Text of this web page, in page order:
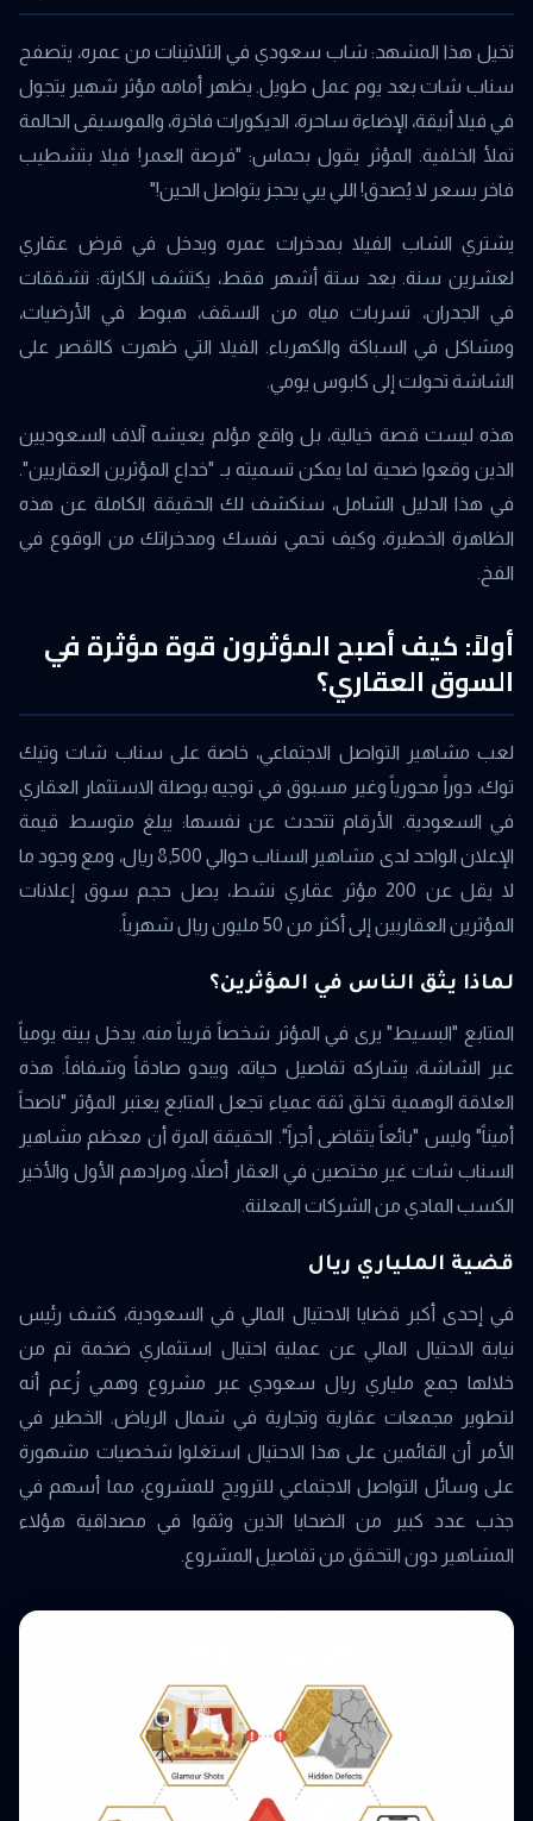
تخيل هذا المشهد: شاب سعودي في الثلاثينات من عمره، يتصفح
سناب شات بعد يوم عمل طويل. يظهر أمامه مؤثر شهير يتجول
في فيلا أنيقة، الإضاءة ساحرة، الديكورات فاخرة، والموسيقى الحالمة
تملأ الخلفية. المؤثر يقول بحماس: "فرصة العمر! فيلا بتشطيب
فاخر بسعر لا يُصدق! اللي يبي يحجز يتواصل الحين!"
يشتري الشاب الفيلا بمدخرات عمره ويدخل في قرض عقاري
لعشرين سنة. بعد ستة أشهر فقط، يكتشف الكارثة: تشققات
في الجدران، تسربات مياه من السقف، هبوط في الأرضيات،
ومشاكل في السباكة والكهرباء. الفيلا التي ظهرت كالقصر على
الشاشة تحولت إلى كابوس يومي.
هذه ليست قصة خيالية، بل واقع مؤلم يعيشه آلاف السعوديين
الذين وقعوا ضحية لما يمكن تسميته بـ "خداع المؤثرين العقاريين".
في هذا الدليل الشامل، سنكشف لك الحقيقة الكاملة عن هذه
الظاهرة الخطيرة، وكيف تحمي نفسك ومدخراتك من الوقوع في
الفخ.
أولاً: كيف أصبح المؤثرون قوة مؤثرة في
السوق العقاري؟
لعب مشاهير التواصل الاجتماعي، خاصة على سناب شات وتيك
توك، دوراً محورياً وغير مسبوق في توجيه بوصلة الاستثمار العقاري
في السعودية. الأرقام تتحدث عن نفسها: يبلغ متوسط قيمة
الإعلان الواحد لدى مشاهير السناب حوالي 8,500 ريال، ومع وجود ما
لا يقل عن 200 مؤثر عقاري نشط، يصل حجم سوق إعلانات
المؤثرين العقاريين إلى أكثر من 50 مليون ريال شهرياً.
لماذا يثق الناس في المؤثرين؟
المتابع "البسيط" يرى في المؤثر شخصاً قريباً منه، يدخل بيته يومياً
عبر الشاشة، يشاركه تفاصيل حياته، ويبدو صادقاً وشفافاً. هذه
العلاقة الوهمية تخلق ثقة عمياء تجعل المتابع يعتبر المؤثر "ناصحاً
أميناً" وليس "بائعاً يتقاضى أجراً". الحقيقة المرة أن معظم مشاهير
السناب شات غير مختصين في العقار أصلاً، ومرادهم الأول والأخير
الكسب المادي من الشركات المعلنة.
قضية الملياري ريال
في إحدى أكبر قضايا الاحتيال المالي في السعودية، كشف رئيس
نيابة الاحتيال المالي عن عملية احتيال استثماري ضخمة تم من
خلالها جمع ملياري ريال سعودي عبر مشروع وهمي زُعم أنه
لتطوير مجمعات عقارية وتجارية في شمال الرياض. الخطير في
الأمر أن القائمين على هذا الاحتيال استغلوا شخصيات مشهورة
على وسائل التواصل الاجتماعي للترويج للمشروع، مما أسهم في
جذب عدد كبير من الضحايا الذين وثقوا في مصداقية هؤلاء
المشاهير دون التحقق من تفاصيل المشروع.